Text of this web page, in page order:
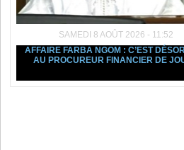
SAMEDI 8 AOÛT 2026 - 11:52
AFFAIRE FARBA NGOM : C’EST
AU PROCUREUR FINANCIER DE